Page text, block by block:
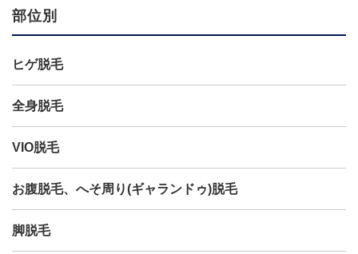
部位別
ヒゲ脱毛
全身脱毛
VIO脱毛
お腹脱毛、へそ周り(ギャランドゥ)脱毛
脚脱毛